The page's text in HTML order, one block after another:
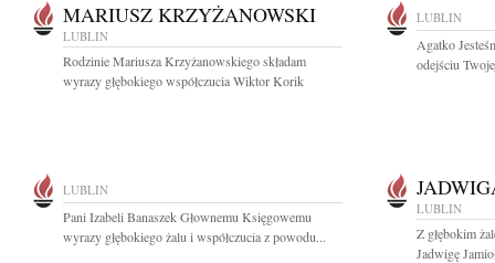
MARIUSZ KRZYŻANOWSKI
LUBLIN
Rodzinie Mariusza Krzyżanowskiego składam
wyrazy głębokiego współczucia Wiktor Korik
LUBLIN
Agatko
odejściu
LUBLIN
Pani Izabeli Banaszek Głownemu Księgowemu
wyrazy głębokiego żalu i współczucia z powodu...
LUBLIN
Z głębokim
Jadwigę